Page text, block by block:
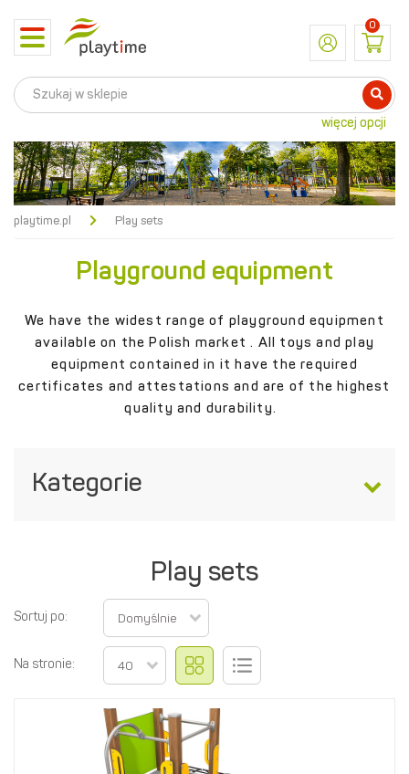
Toggle
navigation
0
więcej opcji
playtime.pl Play sets
Playground equipment
We have the widest range of playground equipment
available on the Polish market . All toys and play
equipment contained in it have the required
certificates and attestations and are of the highest
quality and durability.
Kategorie
Play sets
Sortuj po: Domyślnie
Na stronie: 40